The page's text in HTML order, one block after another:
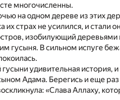
многочисленны.
на одном дереве из этих
страх не усилился, и стали
изобилующий
гусыня. В сильном испуге
удивительная история,
Адама. Берегись и еще
«Слава Аллаху,